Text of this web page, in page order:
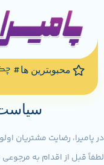
محبوبترین ها
سیاست
در پامیرا، رضایت
لطفاً قبل از اقدام به